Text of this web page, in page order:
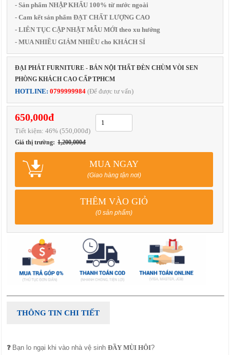
- Sản phẩm NHẬP KHẨU 100% từ nước ngoài
- Cam kết sản phẩm ĐẠT CHẤT LƯỢNG CAO
- LIÊN TỤC CẬP NHẬT MẪU MỚI theo xu hướng
- MUA NHIỀU GIẢM NHIỀU cho KHÁCH SỈ
ĐẠI PHÁT FURNITURE - BÁN NỘI THẤT ĐÈN CHÙM VÒI SEN
PHÒNG KHÁCH CAO CẤP TPHCM
HOTLINE:0799999984 (Để được tư vấn)
650,000đ
Tiết kiệm:46% (550,000đ)
Giá thị trường: 1,200,000đ
MUA NGAY
(Giao hàng tận nơi)
THÊM VÀO GIỎ
(0 sản phẩm)
THÔNG TIN CHI TIẾT
❓ Bạn lo ngại khi vào nhà vệ sinhĐẦY MÙI HÔI?